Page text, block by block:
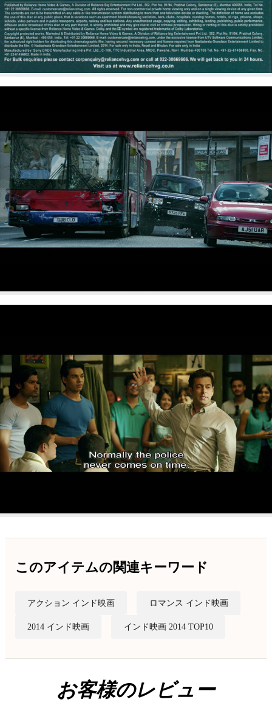
このアイテムの関連キーワード
アクション インド映画 ロマンス インド映画
2014 インド映画 インド映画 2014 TOP10
お客様のレビュー